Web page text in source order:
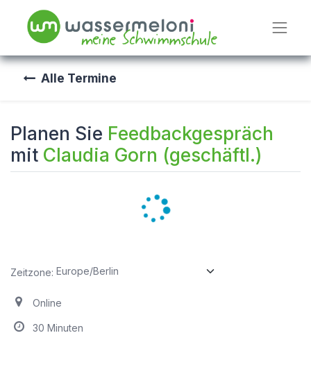
Alle Termine
Planen Sie Feedbackgespräch
mit Claudia Gorn (geschäftl.)
Zeitzone:
Online
30 Minuten